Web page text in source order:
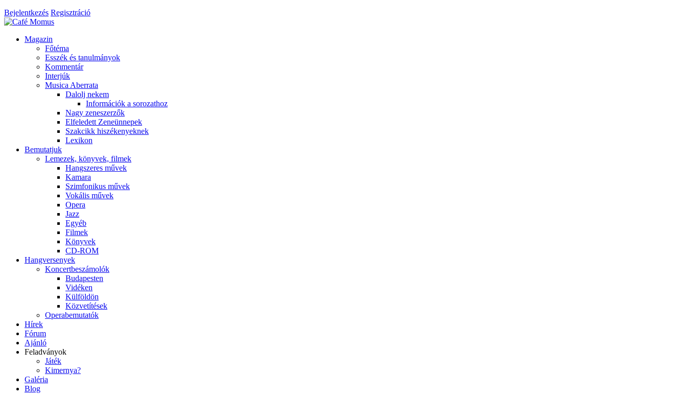
Bejelentkezés Regisztráció
Magazin
Főtéma
Esszék és tanulmányok
Kommentár
Interjúk
Musica Aberrata
Dalolj nekem
Információk a sorozathoz
Nagy zeneszerzők
Elfeledett Zeneünnepek
Szakcikk hiszékenyeknek
Lexikon
Bemutatjuk
Lemezek, könyvek, filmek
Hangszeres művek
Kamara
Szimfonikus művek
Vokális művek
Opera
Jazz
Egyéb
Filmek
Könyvek
CD-ROM
Hangversenyek
Koncertbeszámolók
Budapesten
Vidéken
Külföldön
Közvetítések
Operabemutatók
Hírek
Fórum
Ajánló
Feladványok
Játék
Kimernya?
Galéria
Blog